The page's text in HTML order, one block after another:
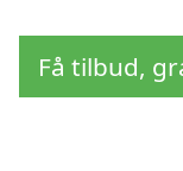
Få tilbud,